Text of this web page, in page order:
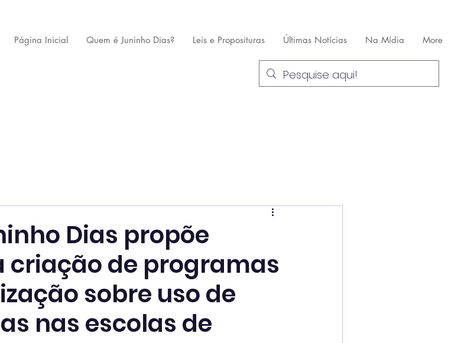
Página Inicial Quem é Juninho Dias? Leis e Proposituras Últimas Notícias Na Mídia More
Dias propõe
criação de programas
sobre uso de
nas escolas de